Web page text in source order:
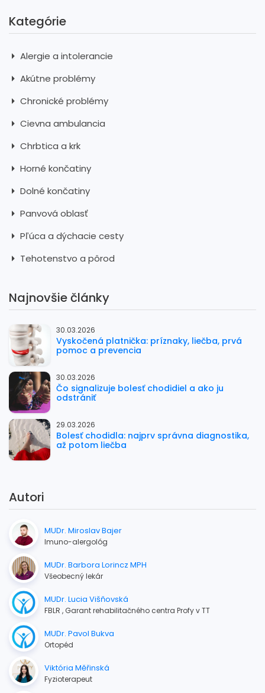
Kategórie
Alergie a intolerancie
Akútne problémy
Chronické problémy
Cievna ambulancia
Chrbtica a krk
Horné končatiny
Dolné končatiny
Panvová oblasť
Pľúca a dýchacie cesty
Tehotenstvo a pôrod
Najnovšie články
30.03.2026
Vyskočená platnička: príznaky, liečba, prvá
pomoc a prevencia
30.03.2026
Čo signalizuje bolesť chodidiel a ako ju
odstrániť
29.03.2026
Bolesť chodidla: najprv správna diagnostika,
až potom liečba
Autori
MUDr. Miroslav Bajer
Imuno-alergológ
MUDr. Barbora Lorincz MPH
Všeobecný lekár
MUDr. Lucia Višňovská
FBLR , Garant rehabilitačného centra Profy v TT
MUDr. Pavol Bukva
Ortopéd
Viktória Měřinská
Fyzioterapeut